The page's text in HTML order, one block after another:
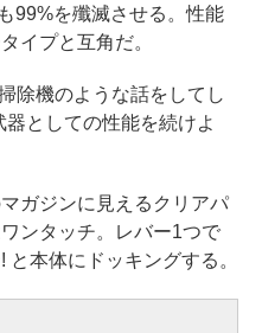
99%を殲滅させる。性能
イプと互角だ。
除機のような話をしてし
としての性能を続けよ
ガジンに見えるクリアパ
ンタッチ。レバー1つで
本体にドッキングする。